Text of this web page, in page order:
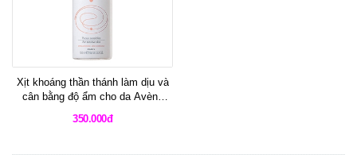
Xịt khoáng thần thánh làm dịu và
cân bằng độ ẩm cho da Avène
350.000đ